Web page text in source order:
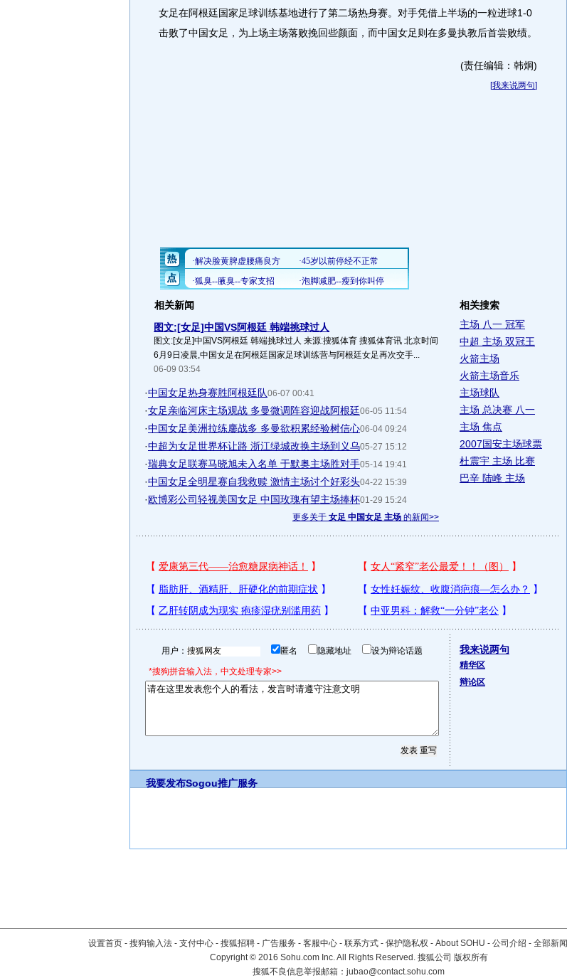
女足在阿根廷国家足球训练基地进行了第二场热身赛。对手凭借上半场的一粒进球1-0
击败了中国女足，为上场主场落败挽回些颜面，而中国女足则在多曼执教后首尝败绩。
(责任编辑：韩炯)
[我来说两句]
相关新闻
图文:[女足]中国VS阿根廷 韩端挑球过人
图文:[女足]中国VS阿根廷 韩端挑球过人 来源:搜狐体育 搜狐体育讯 北京时间
6月9日凌晨,中国女足在阿根廷国家足球训练营与阿根廷女足再次交手...
06-09 03:54
·中国女足热身赛胜阿根廷队06-07 00:41
·女足亲临河床主场观战 多曼微调阵容迎战阿根廷06-05 11:54
·中国女足美洲拉练鏖战多 多曼欲积累经验树信心06-04 09:24
·中超为女足世界杯让路 浙江绿城改换主场到义乌05-27 15:12
·瑞典女足联赛马晓旭未入名单 于默奥主场胜对手05-14 19:41
·中国女足全明星赛自我救赎 激情主场讨个好彩头04-22 15:39
·欧博彩公司轻视美国女足 中国玫瑰有望主场捧杯01-29 15:24
更多关于 女足 中国女足 主场 的新闻>>
相关搜索
主场 八一 冠军
中超 主场 双冠王
火箭主场
火箭主场音乐
主场球队
主场 总决赛 八一
主场 焦点
2007国安主场球票
杜震宇 主场 比赛
巴辛 陆峰 主场
用户： 匿名 隐藏地址 设为辩论话题
*搜狗拼音输入法，中文处理专家>>
我来说两句
精华区
辩论区
我要发布Sogou推广服务
设置首页 - 搜狗输入法 - 支付中心 - 搜狐招聘 - 广告服务 - 客服中心 - 联系方式 - 保护隐私权 - About SOHU - 公司介绍 - 全部新闻
Copyright©2016 Sohu.com Inc. All Rights Reserved. 搜狐公司 版权所有
搜狐不良信息举报邮箱： jubao@contact.sohu.com